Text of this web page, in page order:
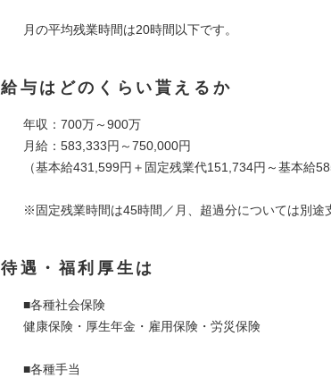
月の平均残業時間は20時間以下です。
給与はどのくらい貰えるか
年収：700万～900万
月給：583,333円～750,000円
（基本給431,599円＋固定残業代151,734円～基本給
※固定残業時間は45時間／月、超過分については別途
待遇・福利厚生は
■各種社会保険
健康保険・厚⽣年⾦・雇⽤保険・労災保険
■各種手当